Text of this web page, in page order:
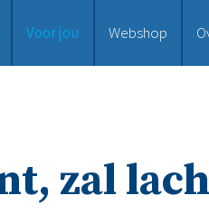
Voor jou Webshop
zal